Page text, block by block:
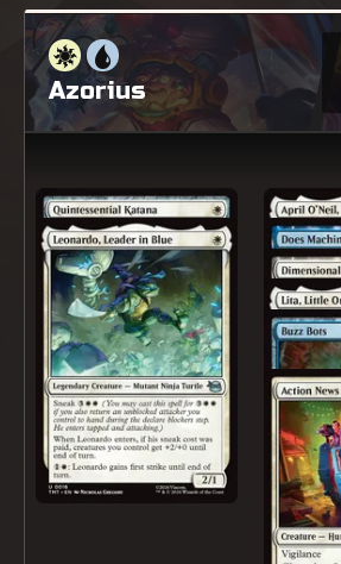
Azorius